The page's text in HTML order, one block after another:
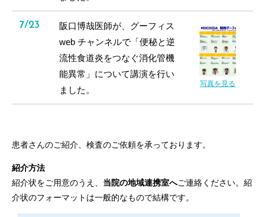
7/23
阪口博哉医師が、グーフィス
web チャンネルで「便秘と逆
流性食道炎をつなぐ消化管機
能異常」について講演を行い
ました。
写真を見る
患者さんのご紹介、検査のご依頼を承っております。
紹介方法
紹介状をご用意のうえ、 当院の地域連携室へご連絡ください。紹
介状のフォーマットは一般的なもので結構です。